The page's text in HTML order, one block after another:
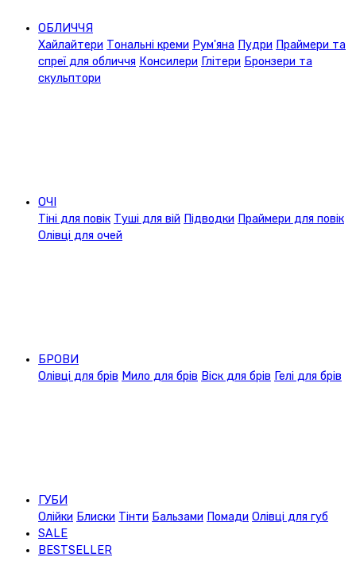
ОБЛИЧЧЯ
Хайлайтери Тональні креми Рум'яна Пудри Праймери та
спреї для обличчя Консилери Глітери Бронзери та
скульптори
ОЧІ
Тіні для повік Туші для вій Підводки Праймери для повік
Олівці для очей
БРОВИ
Олівці для брів Мило для брів Віск для брів Гелі для брів
ГУБИ
Олійки Блиски Тінти Бальзами Помади Олівці для губ
SALE
BESTSELLER